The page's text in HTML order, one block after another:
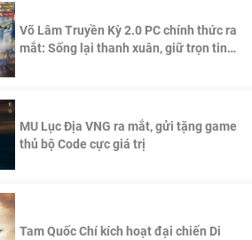
Võ Lâm Truyền Kỳ 2.0 PC chính thức ra
mắt: Sống lại thanh xuân, giữ trọn tinh
MU Lục Địa VNG ra mắt, gửi tặng game
thủ bộ Code cực giá trị
Tam Quốc Chí kích hoạt đại chiến Di